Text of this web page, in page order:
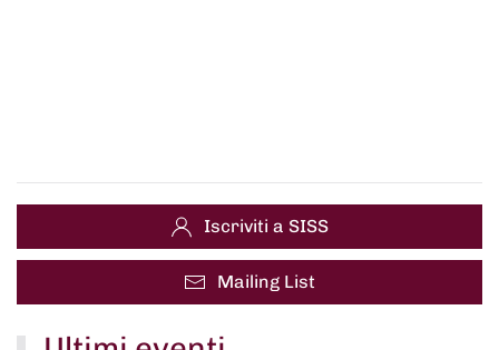
Iscriviti a SISS
Mailing List